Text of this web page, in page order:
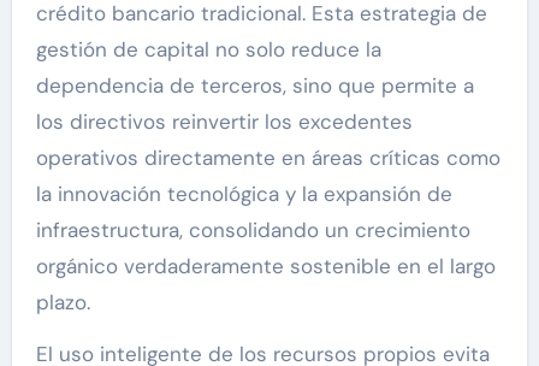
crédito bancario tradicional. Esta estrategia de
gestión de capital no solo reduce la
dependencia de terceros, sino que permite a
los directivos reinvertir los excedentes
operativos directamente en áreas críticas como
la innovación tecnológica y la expansión de
infraestructura, consolidando un crecimiento
orgánico verdaderamente sostenible en el largo
plazo.
El uso inteligente de los recursos propios evita